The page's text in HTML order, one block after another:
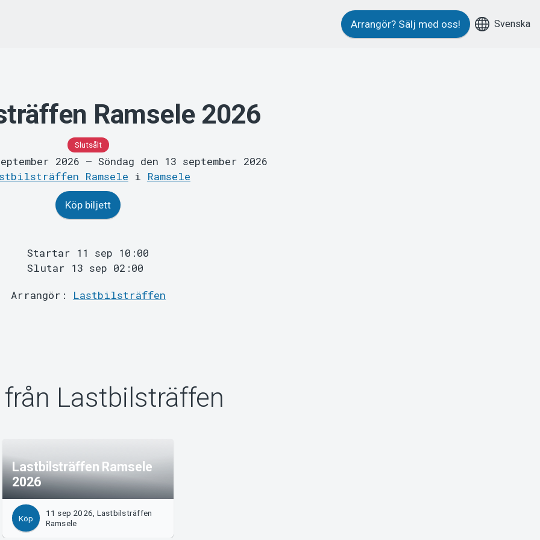
Arrangör? Sälj med oss! Svenska
Ramsele 2026
Slutsålt
2026 – Söndag den 13 september 2026
Ramsele i Ramsele
Köp biljett
Startar 11 sep 10:00
Slutar 13 sep 02:00
Arrangör: Lastbilsträffen
Lastbilsträffen
Lastbilsträffen Ramsele
2026
Köp
11 sep 2026, Lastbilsträffen
Ramsele